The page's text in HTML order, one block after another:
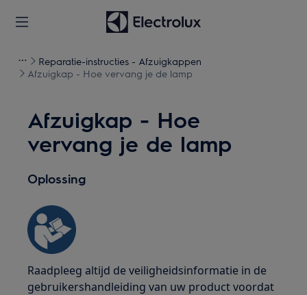
Reparatie-instructies - Afzuigkappen
Afzuigkap - Hoe vervang je de lamp
Afzuigkap - Hoe
vervang je de lamp
Oplossing
Raadpleeg altijd de veiligheidsinformatie in de
gebruikershandleiding van uw product voordat